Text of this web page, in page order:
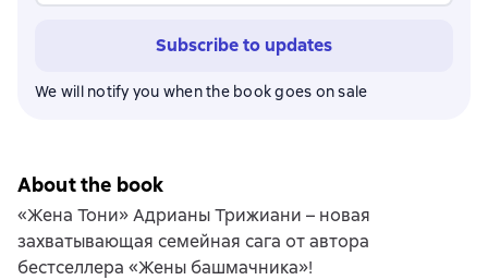
Subscribe to updates
We will notify you when the book goes on sale
About the book
«Жена Тони» Адрианы Трижиани – новая
захватывающая семейная сага от автора
бестселлера «Жены башмачника»!